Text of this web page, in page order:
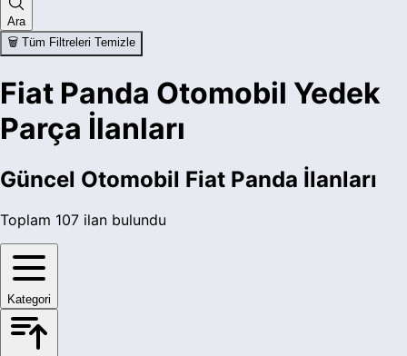
Ara
🗑️ Tüm Filtreleri Temizle
Fiat Panda Otomobil Yedek
Parça İlanları
Güncel Otomobil Fiat Panda İlanları
Toplam 107 ilan bulundu
Kategori